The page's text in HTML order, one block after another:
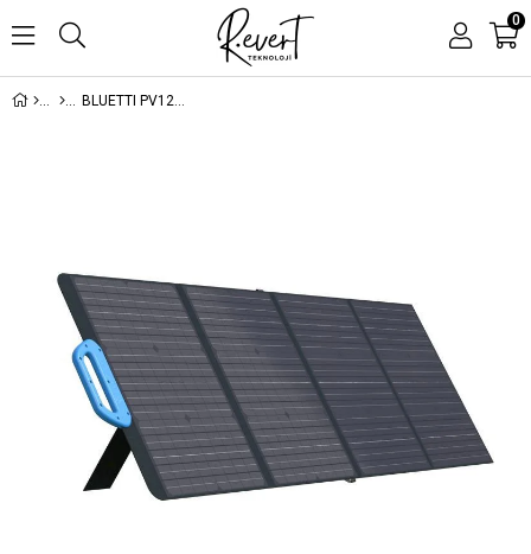
0
BLUETTI PV120 120W TAŞINABİLİR GÜNEŞ PANELİ